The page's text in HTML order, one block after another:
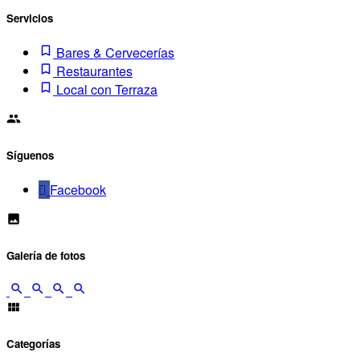
Servicios
Bares & Cervecerías
Restaurantes
Local con Terraza
Síguenos
Facebook
Galería de fotos
Categorías